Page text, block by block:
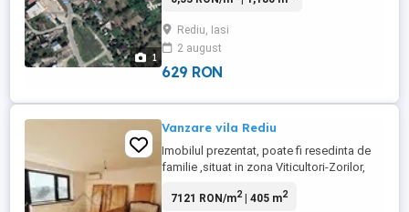
1
Vedere panoramica, toate utilitatile, asfalt
Rediu, Iasi
2 august
629 RON
Vanzare vila Rediu
Imobilul prezentat, poate fi resedinta de
familie ,situat in zona Viticultori-Zorilor,
dispusa pe trei niveluri, D+P+E,dispuse
7121 RON/m2| 405 m2